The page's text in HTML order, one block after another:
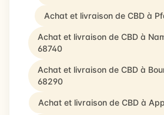
Achat et livraison de CBD à
Achat et livraison de CBD à
68740
Achat et livraison de CBD à
68290
Achat et livraison de CBD à